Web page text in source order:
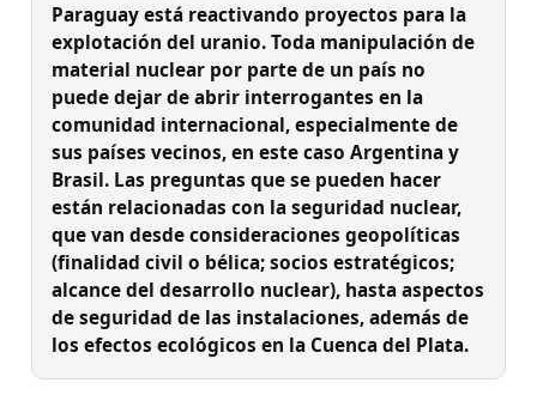
Paraguay está reactivando proyectos para la
explotación del uranio. Toda manipulación de
material nuclear por parte de un país no
puede dejar de abrir interrogantes en la
comunidad internacional, especialmente de
sus países vecinos, en este caso Argentina y
Brasil. Las preguntas que se pueden hacer
están relacionadas con la seguridad nuclear,
que van desde consideraciones geopolíticas
(finalidad civil o bélica; socios estratégicos;
alcance del desarrollo nuclear), hasta aspectos
de seguridad de las instalaciones, además de
los efectos ecológicos en la Cuenca del Plata.